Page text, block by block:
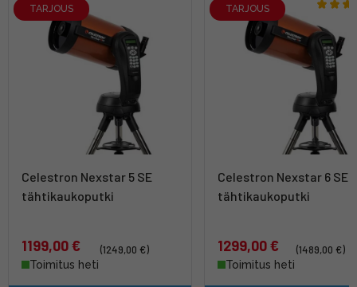
TARJOUS
Celestron Nexstar 5 SE
tähtikaukoputki
1199,00 €
(1249,00 €)
Toimitus heti
TARJOUS
Celestron Nexstar 6 SE
tähtikaukoputki
1299,00 €
(1489,00 €)
Toimitus heti